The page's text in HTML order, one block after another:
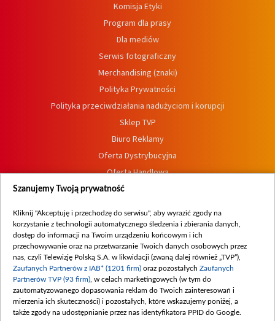
Komisja Etyki
Program dla prasy
Dla mediów
Serwis fotograficzny
Merchandising (znaki)
Polityka Prywatności
Polityka przeciwdziałania nadużyciom i korupcji
Sklep TVP
Biuro Reklamy
Oferta Dystrybucyjna
Oferta Handlowa
Dostępność
Procedura zgłoszeń wewnętrznych
Szanujemy Twoją prywatność
Kliknij "Akceptuję i przechodzę do serwisu", aby wyrazić zgody na
korzystanie z technologii automatycznego śledzenia i zbierania danych,
dostęp do informacji na Twoim urządzeniu końcowym i ich
przechowywanie oraz na przetwarzanie Twoich danych osobowych przez
nas, czyli Telewizję Polską S.A. w likwidacji (zwaną dalej również „TVP”),
Zaufanych Partnerów z IAB* (1201 firm) oraz pozostałych Zaufanych
Partnerów TVP (93 firm) , w celach marketingowych (w tym do
zautomatyzowanego dopasowania reklam do Twoich zainteresowań i
mierzenia ich skuteczności) i pozostałych, które wskazujemy poniżej, a
także zgody na udostępnianie przez nas identyfikatora PPID do Google.